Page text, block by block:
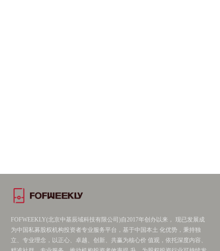
FOFWEEKLY(北京中基辰域科技有限公司)自2017年创办以来， 现已发展成
为中国私募股权机构投资者专业服务平台，基于中国本土 化优势，秉持独
立、专业理念，以正心、卓越、创新、共赢为核心价 值观，依托深度内容、